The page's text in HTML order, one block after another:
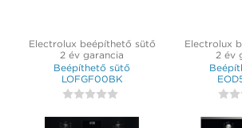
Electrolux beépíthető sütő
2 év garancia
Beépíthető sütő
LOFGF00BK
Electrolux
2 év